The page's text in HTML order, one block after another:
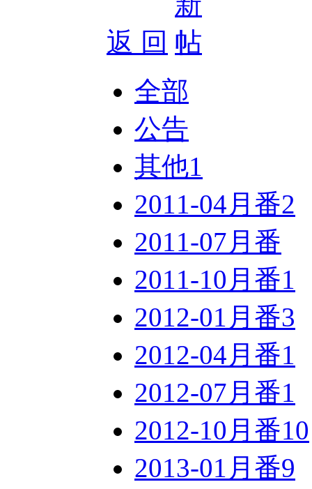
返 回
全部
公告
其他1
2011-04月番2
2011-07月番
2011-10月番1
2012-01月番3
2012-04月番1
2012-07月番1
2012-10月番10
2013-01月番9